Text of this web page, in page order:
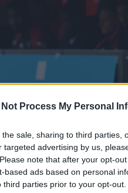
Not Process My Personal
sale, sharing to third parties,
targeted advertising by us,
note that after your opt-
based ads based on personal
third parties prior to your opt-
uno con luie ce ne sarà un